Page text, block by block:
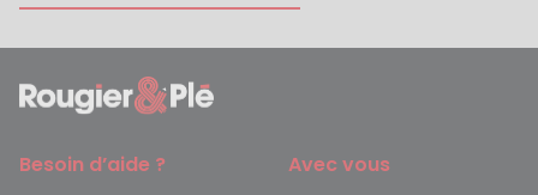
Besoin d’aide ? Avec vous